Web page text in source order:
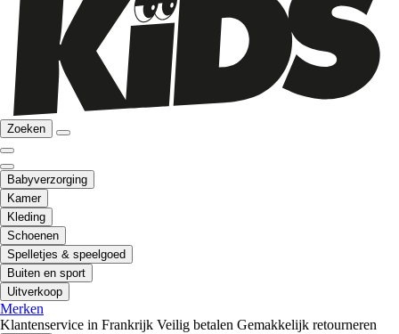
Zoeken
Babyverzorging
Kamer
Kleding
Schoenen
Spelletjes & speelgoed
Buiten en sport
Uitverkoop
Merken
Klantenservice in Frankrijk Veilig betalen Gemakkelijk retourneren